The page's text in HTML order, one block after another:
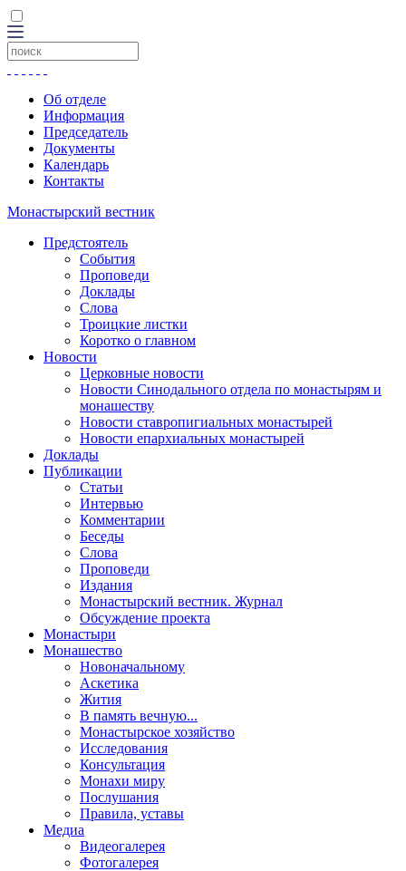
Об отделе
Информация
Председатель
Документы
Календарь
Контакты
Монастырский вестник
Предстоятель
События
Проповеди
Доклады
Слова
Троицкие листки
Коротко о главном
Новости
Церковные новости
Новости Синодального отдела по монастырям и
монашеству
Новости ставропигиальных монастырей
Новости епархиальных монастырей
Доклады
Публикации
Статьи
Интервью
Комментарии
Беседы
Слова
Проповеди
Издания
Монастырский вестник. Журнал
Обсуждение проекта
Монастыри
Монашество
Новоначальному
Аскетика
Жития
В память вечную...
Монастырское хозяйство
Исследования
Консультация
Монахи миру
Послушания
Правила, уставы
Медиа
Видеогалерея
Фотогалерея